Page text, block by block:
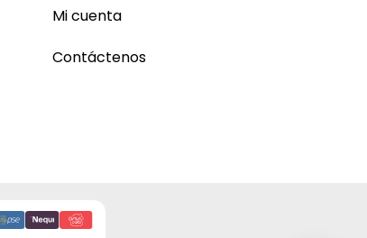
Mi cuenta
Contáctenos